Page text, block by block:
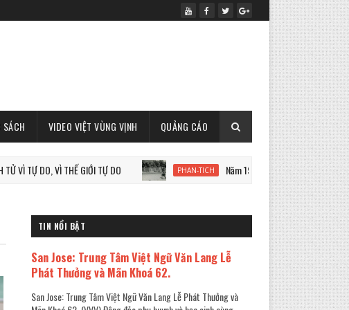
VIDEO VIỆT VÙNG VỊNH QUẢNG CÁO
DO, VÌ THẾ GIỚI TỰ DO PHAN-TICH Năm 1933: Staline tàn sát 7 triệu người
TIN NỔI BẬT
San Jose: Trung Tâm Việt Ngữ Văn Lang Lễ
Phát Thưởng và Mãn Khoá 62.
San Jose: Trung Tâm Việt Ngữ Văn Lang Lễ Phát Thưởng và